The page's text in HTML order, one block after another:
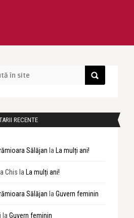
RECENTE
Sălăjan la La mulți ani!
Chis la La mulți ani!
Sălăjan la Guvern feminin
la Guvern feminin